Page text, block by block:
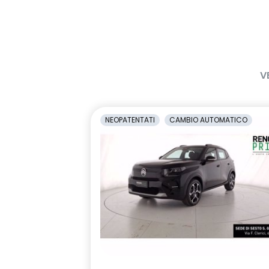
carrozzeria
Sistema di
senza chiave
Sistema di rilevamento stato di
vigilanza del conducente
Volante in
NEOPATENTATI CAMBIO AUTOMATICO